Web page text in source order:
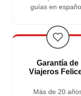
guías en
Garantía de
Viajeros
Más de 20